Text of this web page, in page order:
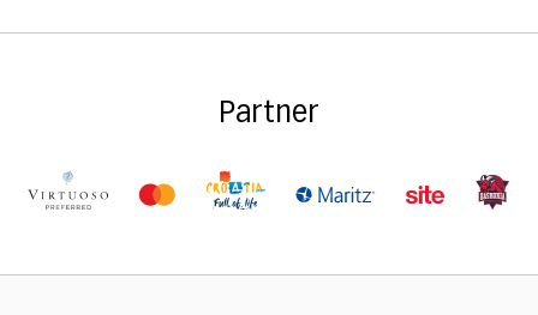
Partner